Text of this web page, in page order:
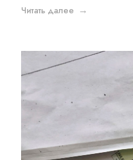
Читать далее